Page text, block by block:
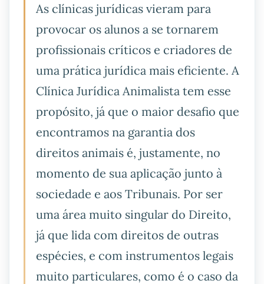
As clínicas jurídicas vieram para
provocar os alunos a se tornarem
profissionais críticos e criadores de
uma prática jurídica mais eficiente. A
Clínica Jurídica Animalista tem esse
propósito, já que o maior desafio que
encontramos na garantia dos
direitos animais é, justamente, no
momento de sua aplicação junto à
sociedade e aos Tribunais. Por ser
uma área muito singular do Direito,
já que lida com direitos de outras
espécies, e com instrumentos legais
muito particulares, como é o caso da